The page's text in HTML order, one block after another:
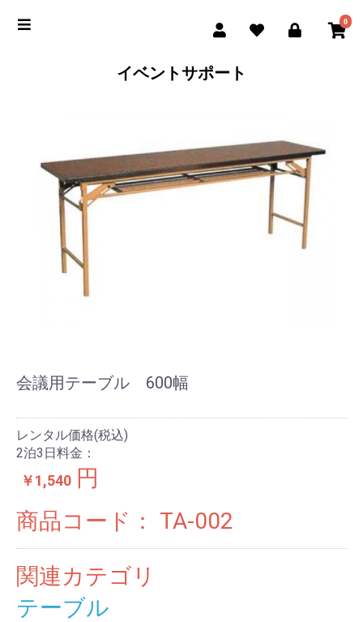
0
イベントサポート
会議用テーブル 600幅
レンタル価格(税込)
2泊3日料金：
￥1,540 円
商品コード： TA-002
関連カテゴリ
テーブル